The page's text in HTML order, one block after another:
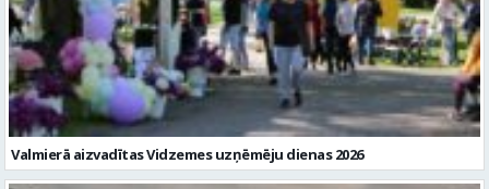
Valmierā aizvadītas Vidzemes uzņēmēju dienas 2026